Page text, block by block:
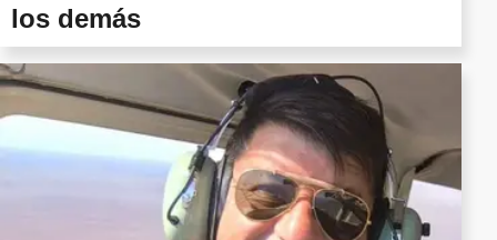
los demás